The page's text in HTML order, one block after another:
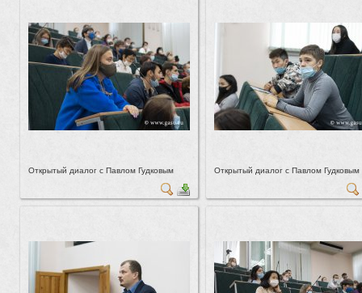
Открытый диалог с Павлом Гудковым Открытый диалог с Павлом Гудковым